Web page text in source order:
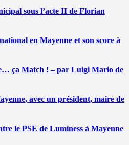
sous l’acte II de Florian
en Mayenne et son score à
ça Match ! – par Luigi Mario de
avec un président, maire de
le PSE de Luminess à Mayenne